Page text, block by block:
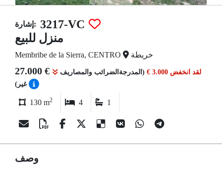
إشارة: 3217-VC
منزل للبيع
Membribe de la Sierra, CENTRO خريطة
27.000 € لقد انخفض 3.000 €
(المدرجةالضرائب والمصاريف
غير)
130 m2 4 1
وصف